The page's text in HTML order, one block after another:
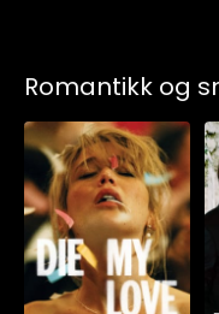
Romantikk og